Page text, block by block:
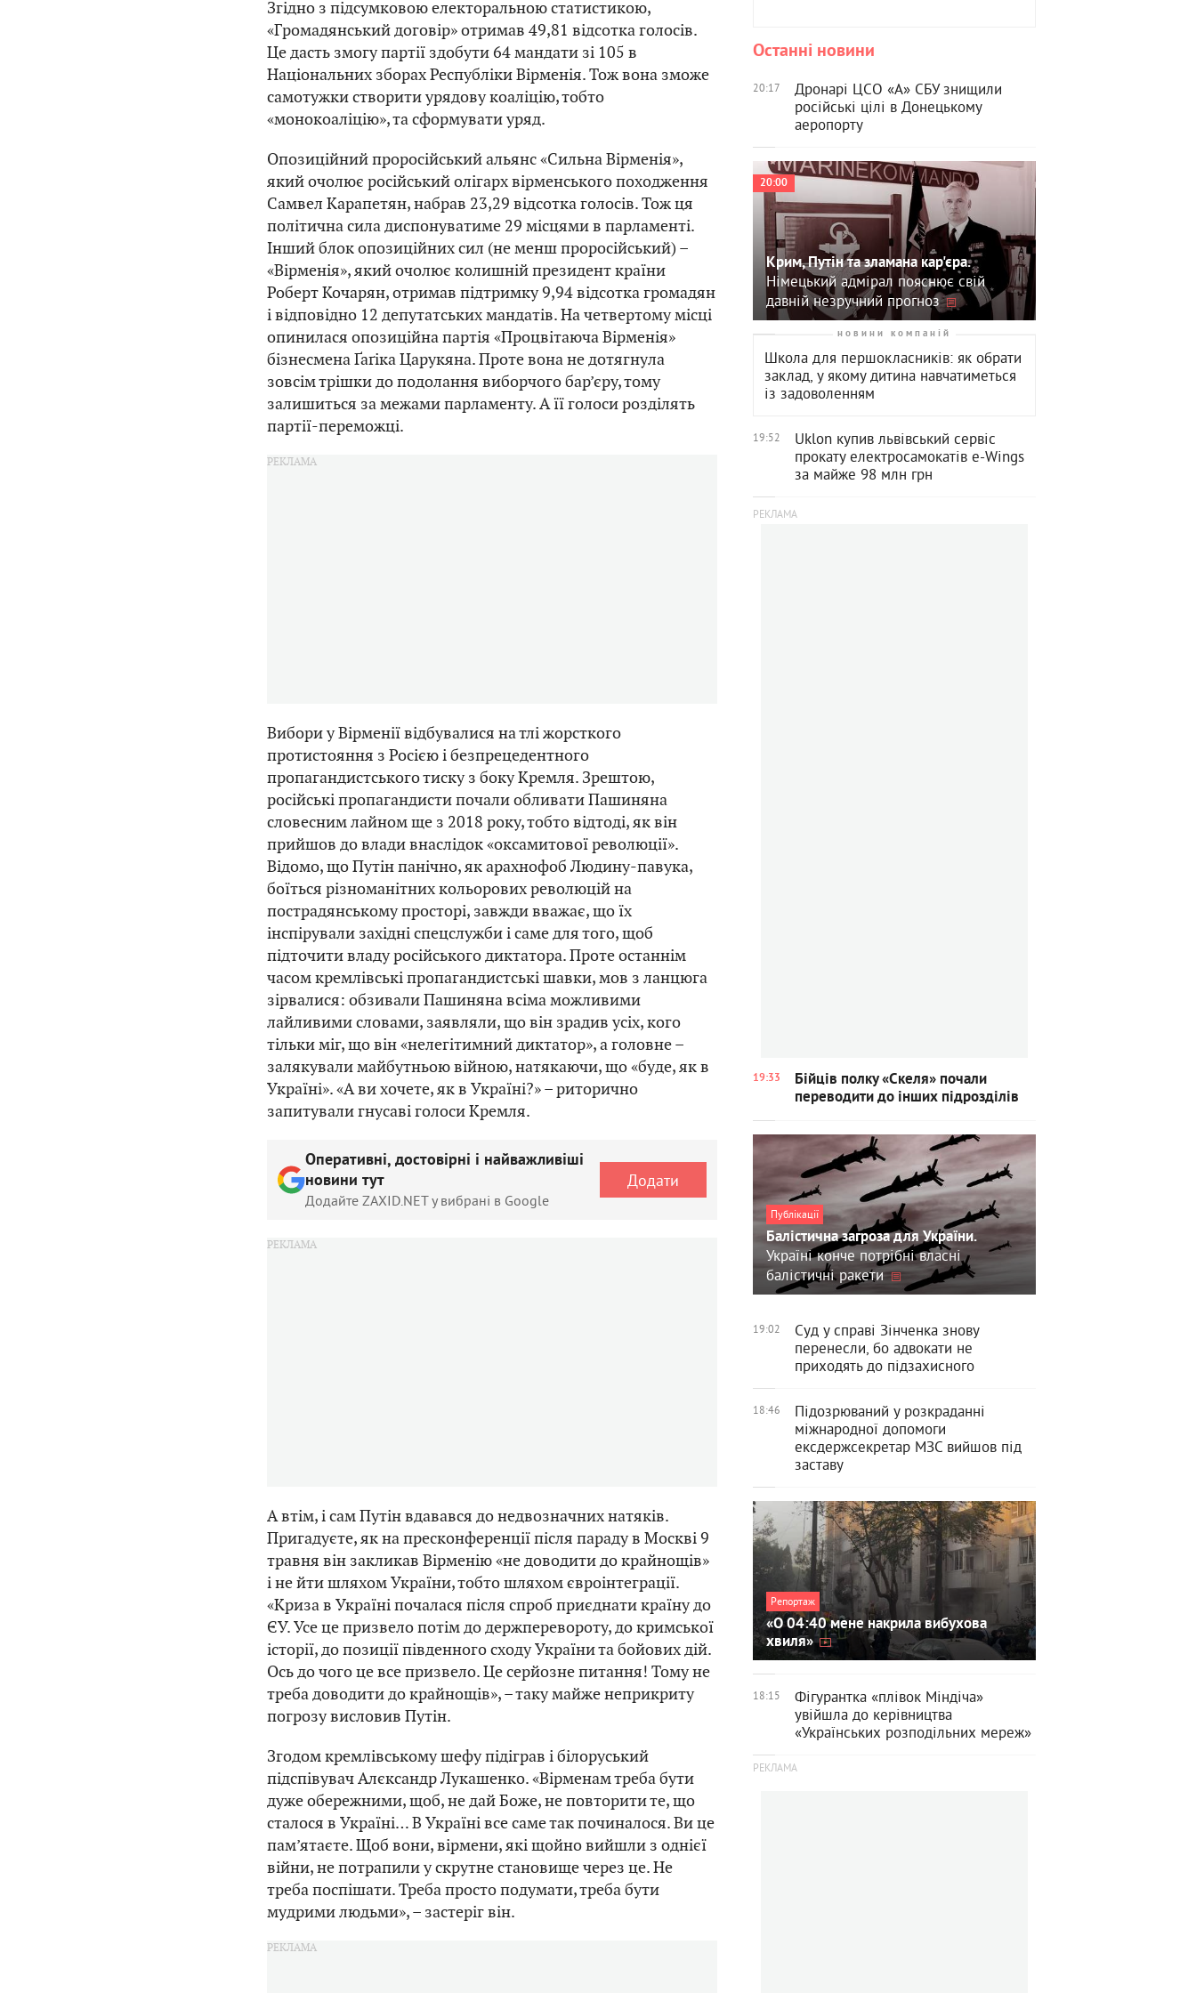
Згідно з підсумковою електоральною статистикою,
«Громадянський договір» отримав 49,81 відсотка голосів.
Це дасть змогу партії здобути 64 мандати зі 105 в
Національних зборах Республіки Вірменія. Тож вона зможе
самотужки створити урядову коаліцію, тобто
«монокоаліцію», та сформувати уряд.
Опозиційний проросійський альянс «Сильна Вірменія»,
який очолює російський олігарх вірменського походження
Самвел Карапетян, набрав 23,29 відсотка голосів. Тож ця
політична сила диспонуватиме 29 місцями в парламенті.
Інший блок опозиційних сил (не менш проросійський) –
«Вірменія», який очолює колишній президент країни
Роберт Кочарян, отримав підтримку 9,94 відсотка громадян
і відповідно 12 депутатських мандатів. На четвертому місці
опинилася опозиційна партія «Процвітаюча Вірменія»
бізнесмена Ґаґіка Царукяна. Проте вона не дотягнула
зовсім трішки до подолання виборчого бар’єру, тому
залишиться за межами парламенту. А її голоси розділять
партії-переможці.
Вибори у Вірменії відбувалися на тлі жорсткого
протистояння з Росією і безпрецедентного
пропагандистського тиску з боку Кремля. Зрештою,
російські пропагандисти почали обливати Пашиняна
словесним лайном ще з 2018 року, тобто відтоді, як він
прийшов до влади внаслідок «оксамитової революції».
Відомо, що Путін панічно, як арахнофоб Людину-павука,
боїться різноманітних кольорових революцій на
пострадянському просторі, завжди вважає, що їх
інспірували західні спецслужби і саме для того, щоб
підточити владу російського диктатора. Проте останнім
часом кремлівські пропагандистські шавки, мов з ланцюга
зірвалися: обзивали Пашиняна всіма можливими
лайливими словами, заявляли, що він зрадив усіх, кого
тільки міг, що він «нелегітимний диктатор», а головне –
залякували майбутньою війною, натякаючи, що «буде, як в
Україні». «А ви хочете, як в Україні?» – риторично
запитували гнусаві голоси Кремля.
Оперативні, достовірні і найважливіші
новини тут
Додайте ZAXID.NET у вибрані в Google
Додати
А втім, і сам Путін вдавався до недвозначних натяків.
Пригадуєте, як на пресконференції після параду в Москві 9
травня він закликав Вірменію «не доводити до крайнощів»
і не йти шляхом України, тобто шляхом євроінтеграції.
«Криза в Україні почалася після спроб приєднати країну до
ЄУ. Усе це призвело потім до держперевороту, до кримської
історії, до позиції південного сходу України та бойових дій.
Ось до чого це все призвело. Це серйозне питання! Тому не
треба доводити до крайнощів», – таку майже неприкриту
погрозу висловив Путін.
Згодом кремлівському шефу підіграв і білоруський
підспівувач Алєксандр Лукашенко. «Вірменам треба бути
дуже обережними, щоб, не дай Боже, не повторити те, що
сталося в Україні… В Україні все саме так починалося. Ви це
пам’ятаєте. Щоб вони, вірмени, які щойно вийшли з однієї
війни, не потрапили у скрутне становище через це. Не
треба поспішати. Треба просто подумати, треба бути
мудрими людьми», – застеріг він.
Останні новини
20:17
Дронарі ЦСО «А» СБУ знищили
російські цілі в Донецькому
аеропорту
20:00
Крим, Путін та зламана кар'єра.
Німецький адмірал пояснює свій
давній незручний прогноз
новини компаній
Школа для першокласників: як обрати
заклад, у якому дитина навчатиметься
із задоволенням
19:52
Uklon купив львівський сервіс
прокату електросамокатів e-Wings
за майже 98 млн грн
19:33
Бійців полку «Скеля» почали
переводити до інших підрозділів
Публікації
Балістична загроза для України.
Україні конче потрібні власні
балістичні ракети
19:02
Суд у справі Зінченка знову
перенесли, бо адвокати не
приходять до підзахисного
18:46
Підозрюваний у розкраданні
міжнародної допомоги
ексдержсекретар МЗС вийшов під
заставу
Репортаж
«О 04:40 мене накрила вибухова
хвиля»
18:15
Фігурантка «плівок Міндіча»
увійшла до керівництва
«Українських розподільних мереж»